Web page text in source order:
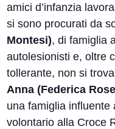
amici d’infanzia
si sono procurati da
Montesi), di famiglia
autolesionisti e, oltre
tollerante, non si
Anna (Federica
una famiglia
volontario alla Croce